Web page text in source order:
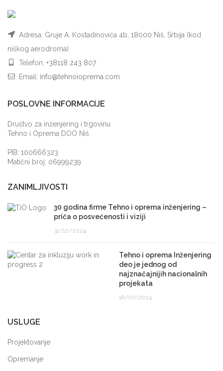
Adresa: Gruje A. Kostadinovića 4b, 18000 Niš, Srbija (kod
niškog aerodroma)
Telefon: +38118 243 807
Email: info@tehnoioprema.com
POSLOVNE INFORMACIJE
Društvo za inženjering i trgovinu
Tehno i Oprema DOO Niš
PIB: 100666323
Matični broj: 06999239
ZANIMLJIVOSTI
30 godina firme Tehno i oprema inženjering –
priča o posvećenosti i viziji
31/12/2024
Tehno i oprema Inženjering
deo je jednog od
najznačajnijih nacionalnih
projekata
18/07/2024
USLUGE
Projektovanje
Opremanje